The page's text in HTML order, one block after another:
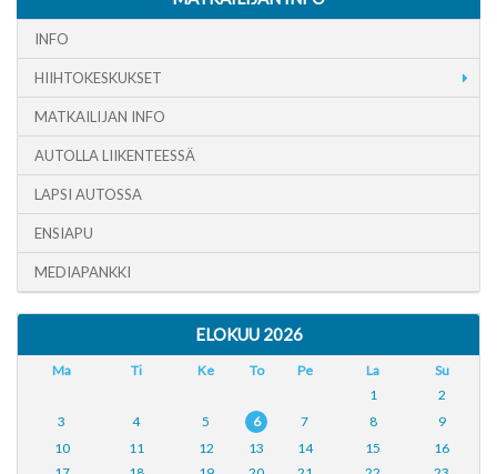
INFO
HIIHTOKESKUKSET
MATKAILIJAN INFO
AUTOLLA LIIKENTEESSÄ
LAPSI AUTOSSA
ENSIAPU
MEDIAPANKKI
ELOKUU 2026
Ma Ti Ke To Pe La
Su
1
2
3
4 5 6 7 8
9
10
11 12 13 14 15
16